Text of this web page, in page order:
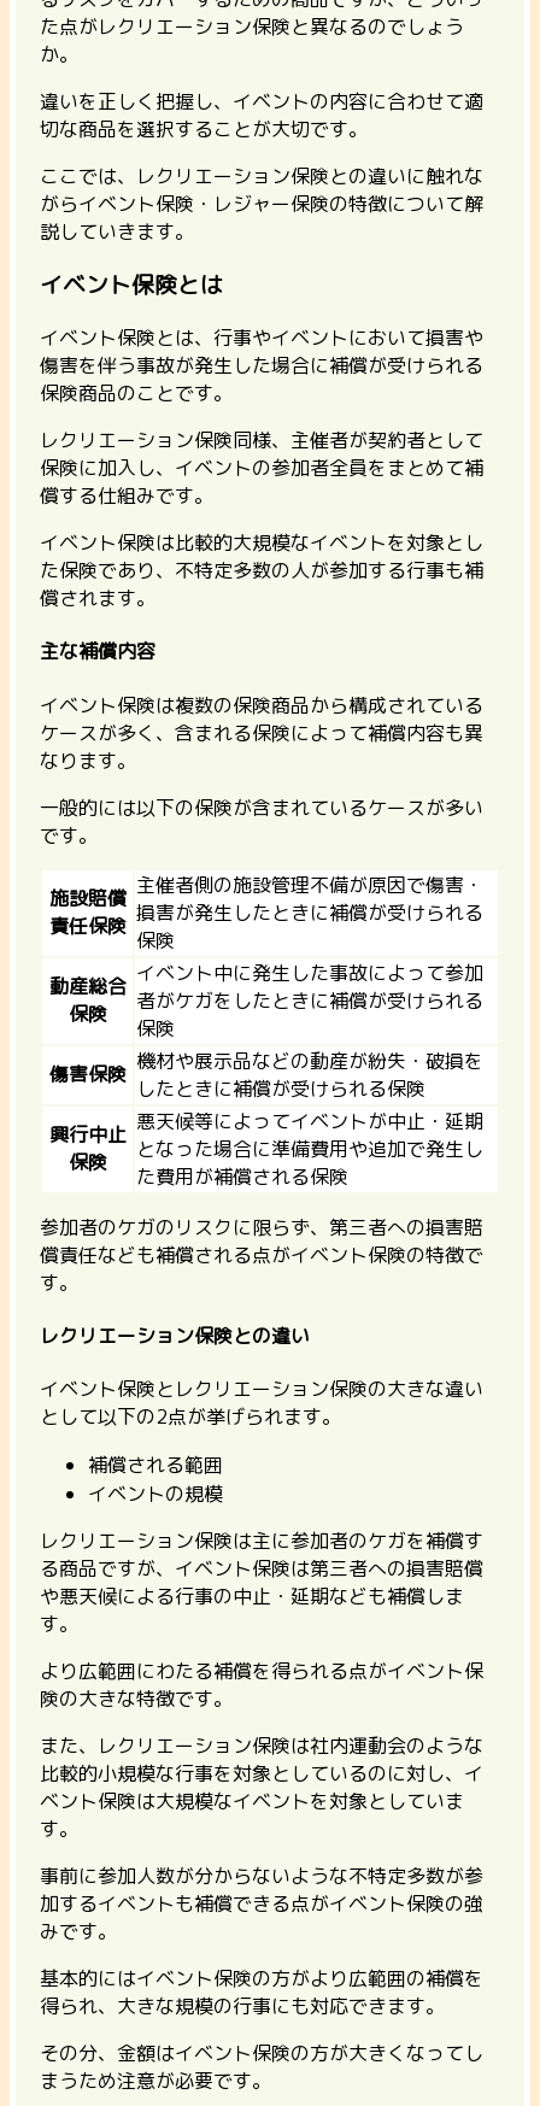
た点がレクリエーション保険と異なるのでしょう
か。
違いを正しく把握し、イベントの内容に合わせて適
切な商品を選択することが大切です。
ここでは、レクリエーション保険との違いに触れな
がらイベント保険・レジャー保険の特徴について解
説していきます。
イベント保険とは
イベント保険とは、行事やイベントにおいて損害や
傷害を伴う事故が発生した場合に補償が受けられる
保険商品のことです。
レクリエーション保険同様、主催者が契約者として
保険に加入し、イベントの参加者全員をまとめて補
償する仕組みです。
イベント保険は比較的大規模なイベントを対象とし
た保険であり、不特定多数の人が参加する行事も補
償されます。
主な補償内容
イベント保険は複数の保険商品から構成されている
ケースが多く、含まれる保険によって補償内容も異
なります。
一般的には以下の保険が含まれているケースが多い
です。
施設賠償
責任保険
主催者側の施設管理不備が原因で傷害・
損害が発生したときに補償が受けられる
保険
動産総合
保険
イベント中に発生した事故によって参加
者がケガをしたときに補償が受けられる
保険
傷害保険 機材や展示品などの動産が紛失・破損を
したときに補償が受けられる保険
興行中止
保険
悪天候等によってイベントが中止・延期
となった場合に準備費用や追加で発生し
た費用が補償される保険
参加者のケガのリスクに限らず、第三者への損害賠
償責任なども補償される点がイベント保険の特徴で
す。
レクリエーション保険との違い
イベント保険とレクリエーション保険の大きな違い
として以下の2点が挙げられます。
補償される範囲
イベントの規模
レクリエーション保険は主に参加者のケガを補償す
る商品ですが、イベント保険は第三者への損害賠償
や悪天候による行事の中止・延期なども補償しま
す。
より広範囲にわたる補償を得られる点がイベント保
険の大きな特徴です。
また、レクリエーション保険は社内運動会のような
比較的小規模な行事を対象としているのに対し、イ
ベント保険は大規模なイベントを対象としていま
す。
事前に参加人数が分からないような不特定多数が参
加するイベントも補償できる点がイベント保険の強
みです。
基本的にはイベント保険の方がより広範囲の補償を
得られ、大きな規模の行事にも対応できます。
その分、金額はイベント保険の方が大きくなってし
まうため注意が必要です。